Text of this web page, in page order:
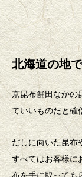
北海道の地
京昆布舗田なかの
ていいものだと確
だしに向いた昆布
すべてはお客様に